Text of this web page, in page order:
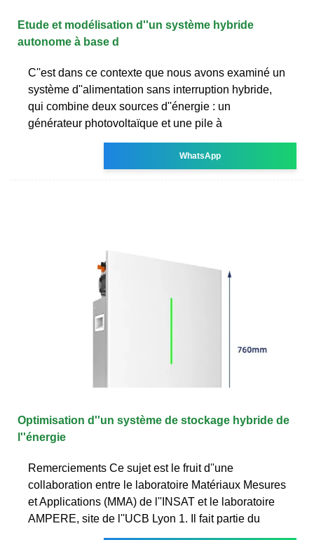
Etude et modélisation d''un système hybride
autonome à base d
C''est dans ce contexte que nous avons examiné un
système d''alimentation sans interruption hybride,
qui combine deux sources d''énergie : un
générateur photovoltaïque et une pile à
WhatsApp
Optimisation d''un système de stockage hybride de
l''énergie
Remerciements Ce sujet est le fruit d''une
collaboration entre le laboratoire Matériaux Mesures
et Applications (MMA) de l''INSAT et le laboratoire
AMPERE, site de l''UCB Lyon 1. Il fait partie du